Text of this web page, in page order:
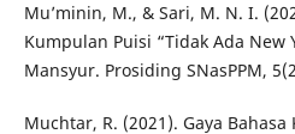
Mu’minin, M., & Sari, M. N. I.
Kumpulan Puisi “Tidak Ada New
Mansyur. Prosiding SNasPPM,
Muchtar, R. (2021). Gaya